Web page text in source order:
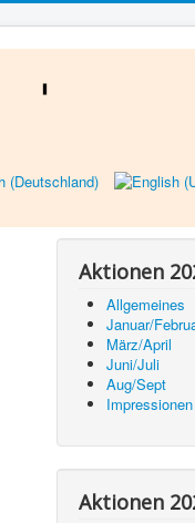
Aktionen
Allgemeines
Januar/
März/April
Juni/Juli
Aug/Sept
Impressionen
Aktionen